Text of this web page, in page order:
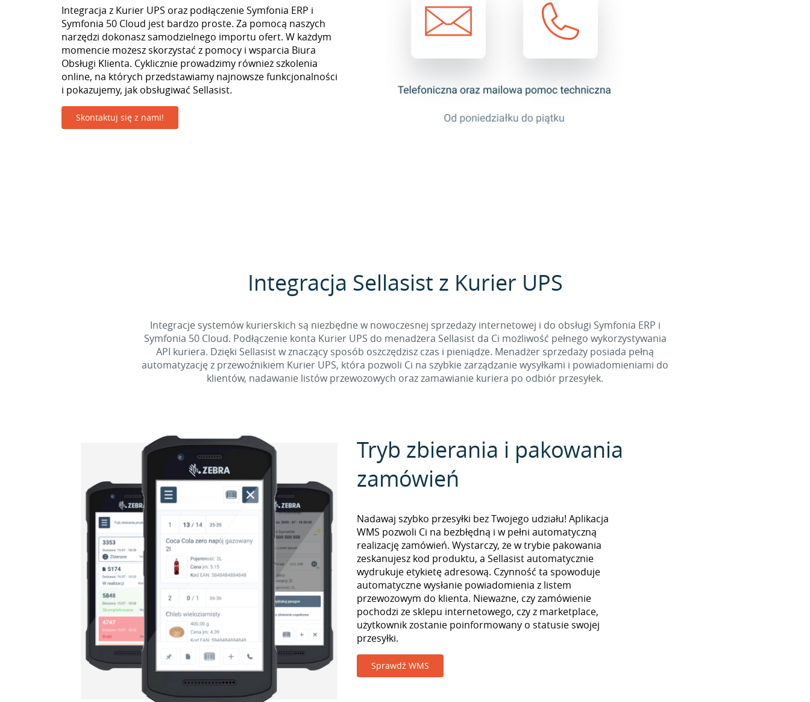
Integracja z Kurier UPS oraz podłączenie Symfonia ERP i
Symfonia 50 Cloud jest bardzo proste. Za pomocą naszych
narzędzi dokonasz samodzielnego importu ofert. W każdym
momencie możesz skorzystać z pomocy i wsparcia Biura
Obsługi Klienta. Cyklicznie prowadzimy również szkolenia
online, na których przedstawiamy najnowsze funkcjonalności
i pokazujemy, jak obsługiwać Sellasist.
Skontaktuj się z nami!
Integracja Sellasist z Kurier UPS
Integracje systemów kurierskich są niezbędne w nowoczesnej sprzedaży internetowej i do obsługi Symfonia ERP i
Symfonia 50 Cloud. Podłączenie konta Kurier UPS do menadżera Sellasist da Ci możliwość pełnego wykorzystywania
API kuriera. Dzięki Sellasist w znaczący sposób oszczędzisz czas i pieniądze. Menadżer sprzedaży posiada pełną
automatyzację z przewoźnikiem Kurier UPS, która pozwoli Ci na szybkie zarządzanie wysyłkami i powiadomieniami do
klientów, nadawanie listów przewozowych oraz zamawianie kuriera po odbiór przesyłek.
Tryb zbierania i pakowania
zamówień
Nadawaj szybko przesyłki bez Twojego udziału! Aplikacja
WMS pozwoli Ci na bezbłędną i w pełni automatyczną
realizację zamówień. Wystarczy, że w trybie pakowania
zeskanujesz kod produktu, a Sellasist automatycznie
wydrukuje etykietę adresową. Czynność ta spowoduje
automatyczne wysłanie powiadomienia z listem
przewozowym do klienta. Nieważne, czy zamówienie
pochodzi ze sklepu internetowego, czy z marketplace,
użytkownik zostanie poinformowany o statusie swojej
przesyłki.
Sprawdź WMS